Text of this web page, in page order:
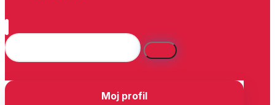
Moj profil